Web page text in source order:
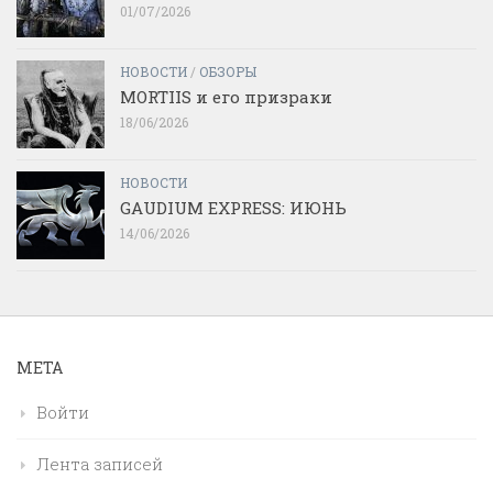
01/07/2026
НОВОСТИ / ОБЗОРЫ
MORTIIS и его призраки
18/06/2026
НОВОСТИ
GAUDIUM EXPRESS: ИЮНЬ
14/06/2026
МЕТА
Войти
Лента записей